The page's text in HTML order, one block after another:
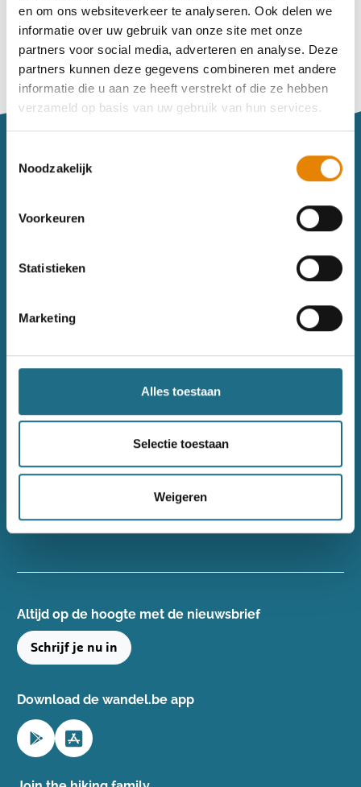
en om ons websiteverkeer te analyseren. Ook delen we
informatie over uw gebruik van onze site met onze
partners voor social media, adverteren en analyse. Deze
partners kunnen deze gegevens combineren met andere
informatie die u aan ze heeft verstrekt of die ze hebben
verzameld op basis van uw gebruik van hun services.
Noodzakelijk
Voorkeuren
Statistieken
Marketing
Alles toestaan
Selectie toestaan
Weigeren
Maak een nieuw account aan
Vind je je weg niet goed in het wandeldagboek?
Raadpleeg dan hier de handleiding.
Wandelinspiratie
Gezondheid
+32(0)50 40 51 40
info@wandelsport.be
BE 0643 481 073
Altijd op de hoogte ​met de nieuwsbrief
Schrijf je nu in
Download de wandel.be app